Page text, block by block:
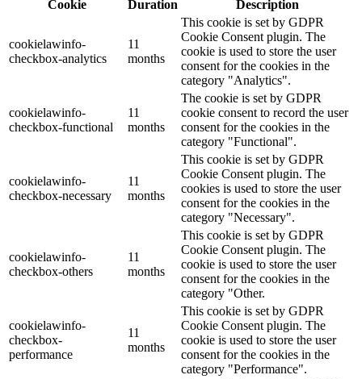
Cookie
Duration Description
cookielawinfo-
checkbox-analytics
11
months
This cookie is set by GDPR
Cookie Consent plugin. The
cookie is used to store the user
consent for the cookies in the
category "Analytics".
cookielawinfo-
checkbox-functional
11
months
The cookie is set by GDPR
cookie consent to record the user
consent for the cookies in the
category "Functional".
cookielawinfo-
checkbox-necessary
11
months
This cookie is set by GDPR
Cookie Consent plugin. The
cookies is used to store the user
consent for the cookies in the
category "Necessary".
cookielawinfo-
checkbox-others
11
months
This cookie is set by GDPR
Cookie Consent plugin. The
cookie is used to store the user
consent for the cookies in the
category "Other.
cookielawinfo-
checkbox-
performance
11
months
This cookie is set by GDPR
Cookie Consent plugin. The
cookie is used to store the user
consent for the cookies in the
category "Performance".